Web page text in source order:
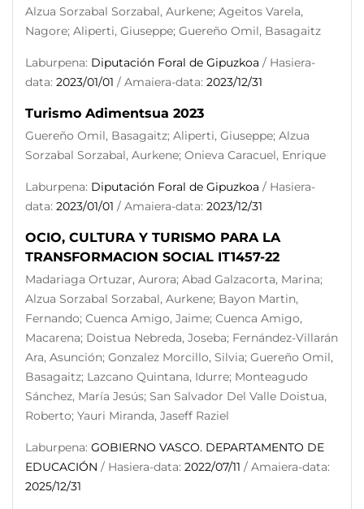
Alzua Sorzabal Sorzabal, Aurkene; Ageitos Varela,
Nagore; Aliperti, Giuseppe; Guereño Omil, Basagaitz
Laburpena: Diputación Foral de Gipuzkoa / Hasiera-
data: 2023/01/01 / Amaiera-data: 2023/12/31
Turismo Adimentsua 2023
Guereño Omil, Basagaitz; Aliperti, Giuseppe; Alzua
Sorzabal Sorzabal, Aurkene; Onieva Caracuel, Enrique
Laburpena: Diputación Foral de Gipuzkoa / Hasiera-
data: 2023/01/01 / Amaiera-data: 2023/12/31
OCIO, CULTURA Y TURISMO PARA LA
TRANSFORMACION SOCIAL IT1457-22
Madariaga Ortuzar, Aurora; Abad Galzacorta, Marina;
Alzua Sorzabal Sorzabal, Aurkene; Bayon Martin,
Fernando; Cuenca Amigo, Jaime; Cuenca Amigo,
Macarena; Doistua Nebreda, Joseba; Fernández-Villarán
Ara, Asunción; Gonzalez Morcillo, Silvia; Guereño Omil,
Basagaitz; Lazcano Quintana, Idurre; Monteagudo
Sánchez, María Jesús; San Salvador Del Valle Doistua,
Roberto; Yauri Miranda, Jaseff Raziel
Laburpena: GOBIERNO VASCO. DEPARTAMENTO DE
EDUCACIÓN / Hasiera-data: 2022/07/11 / Amaiera-data:
2025/12/31